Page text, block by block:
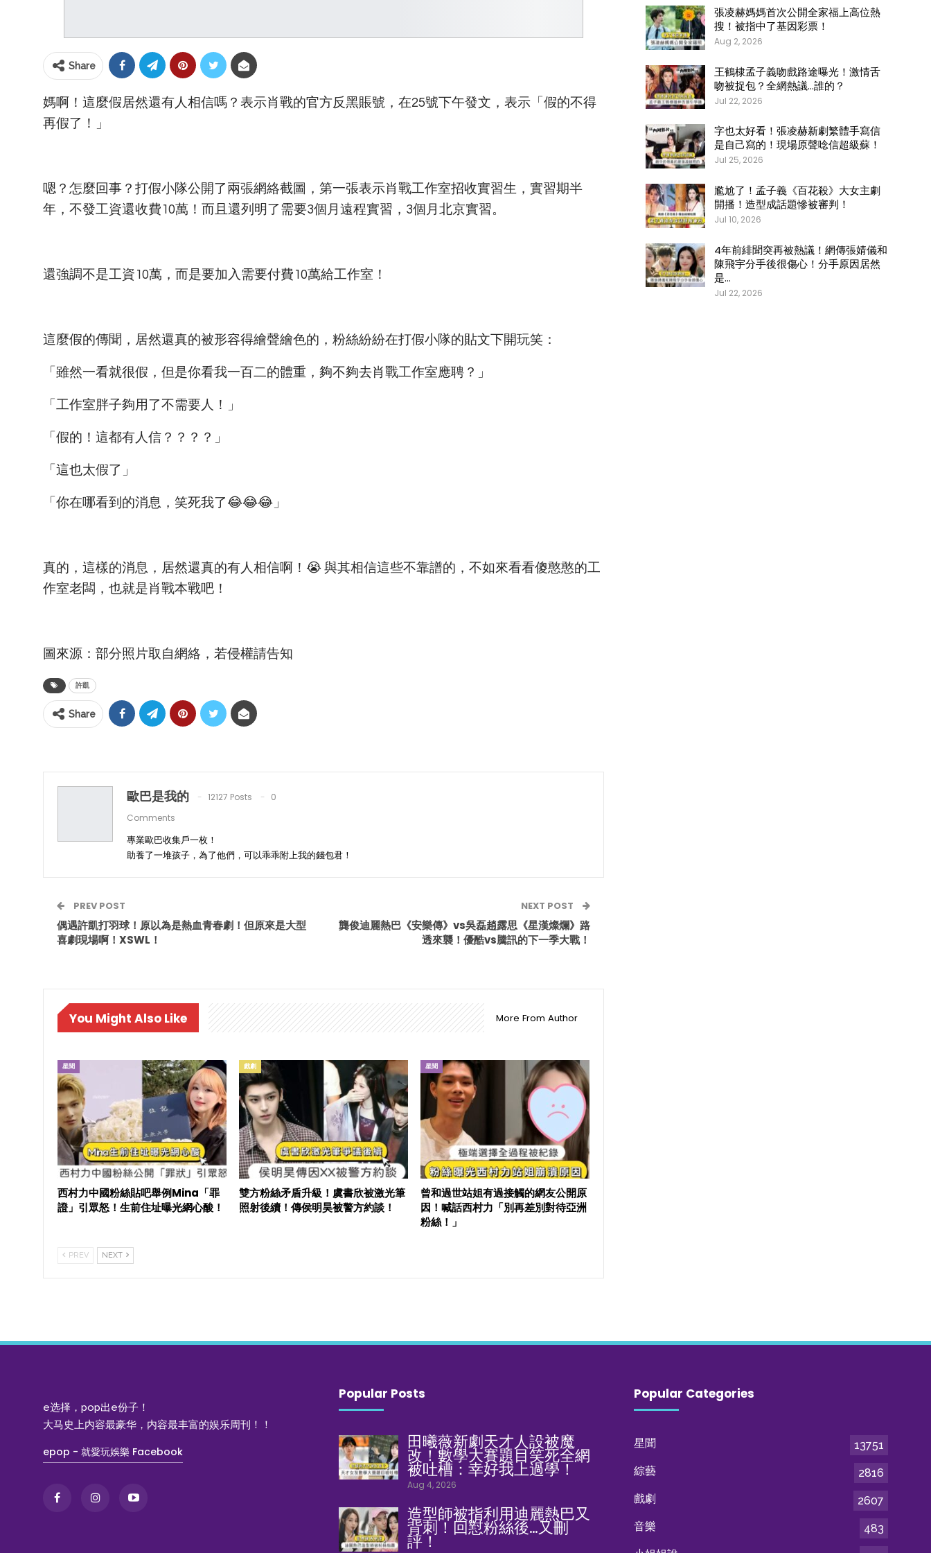
Share
媽啊！這麼假居然還有人相信嗎？表示肖戰的官方反黑賬號，在25號下午發文，表示「假的不得
再假了！」
嗯？怎麼回事？打假小隊公開了兩張網絡截圖，第一張表示肖戰工作室招收實習生，實習期半
年，不發工資還收費10萬！而且還列明了需要3個月遠程實習，3個月北京實習。
還強調不是工資10萬，而是要加入需要付費10萬給工作室！
這麼假的傳聞，居然還真的被形容得繪聲繪色的，粉絲紛紛在打假小隊的貼文下開玩笑：
「雖然一看就很假，但是你看我一百二的體重，夠不夠去肖戰工作室應聘？」
「工作室胖子夠用了不需要人！」
「假的！這都有人信？？？？」
「這也太假了」
「你在哪看到的消息，笑死我了😂😂😂」
真的，這樣的消息，居然還真的有人相信啊！😭 與其相信這些不靠譜的，不如來看看傻憨憨的工
作室老闆，也就是肖戰本戰吧！
圖來源：部分照片取自網絡，若侵權請告知
許凱
Share
歐巴是我的 12127 Posts
0
Comments
專業歐巴收集戶一枚！
助養了一堆孩子，為了他們，可以乖乖附上我的錢包君！
PREV POST
偶遇許凱打羽球！原以為是熱血青春劇！但原來是大型
喜劇現場啊！XSWL！
NEXT POST
龔俊迪麗熱巴《安樂傳》vs吳磊趙露思《星漢燦爛》路
透來襲！優酷vs騰訊的下一季大戰！
You Might Also Like More From Author
星聞
西村力中國粉絲貼吧舉例Mina「罪
證」引眾怒！生前住址曝光網心酸！
戲劇
雙方粉絲矛盾升級！虞書欣被激光筆
照射後續！傳侯明昊被警方約談！
星聞
曾和過世站姐有過接觸的網友公開原
因！喊話西村力「別再差別對待亞洲
粉絲！」
PREV NEXT
張凌赫媽媽首次公開全家福上高位熱
搜！被指中了基因彩票！
Aug 2, 2026
王鶴棣孟子義吻戲路途曝光！激情舌
吻被捉包？全網熱議…誰的？
Jul 22, 2026
字也太好看！張凌赫新劇繁體手寫信
是自己寫的！現場原聲唸信超級蘇！
Jul 25, 2026
尷尬了！孟子義《百花殺》大女主劇
開播！造型成話題慘被審判！
Jul 10, 2026
4年前緋聞突再被熱議！網傳張婧儀和
陳飛宇分手後很傷心！分手原因居然
是…
Jul 22, 2026
e选择，pop出e份子！
大马史上内容最豪华，内容最丰富的娱乐周刊！！
epop - 就愛玩娛樂 Facebook
Popular Posts
田曦薇新劇天才人設被魔
改！數學大賽題目笑死全網
被吐槽：幸好我上過學！
Aug 4, 2026
造型師被指利用迪麗熱巴又
背刺！回懟粉絲後…又刪
評！
Popular Categories
星聞
13751
綜藝
2816
戲劇
2607
音樂
483